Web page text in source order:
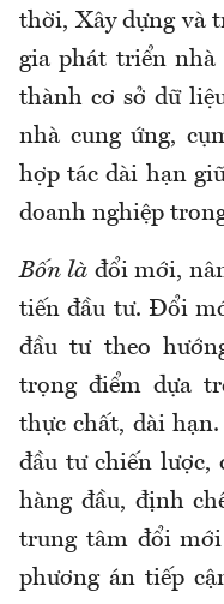
thời, Xây dựng và
gia phát triển
thành cơ sở dữ
nhà cung ứng,
hợp tác dài hạn
doanh nghiệp
Bốn là đổi mới,
tiến đầu tư. Đổi
đầu tư theo
trọng điểm dựa
thực chất, dài
đầu tư chiến lược,
hàng đầu, định
trung tâm đổi mới
phương án tiếp